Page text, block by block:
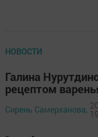
НОВОСТИ
Галина
рецептом
Сирень Самерханова,